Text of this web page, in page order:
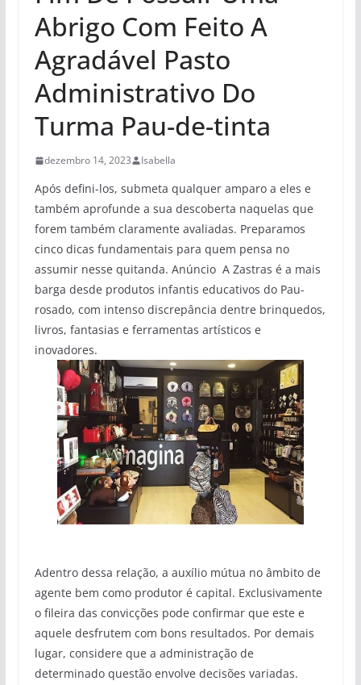
Abrigo Com Feito A
Agradável Pasto
Administrativo Do
Turma Pau-de-tinta
dezembro 14, 2023 Isabella
Após defini-los, submeta qualquer amparo a eles e
também aprofunde a sua descoberta naquelas que
forem também claramente avaliadas. Preparamos
cinco dicas fundamentais para quem pensa no
assumir nesse quitanda. Anúncio A Zastras é a mais
barga desde produtos infantis educativos do Pau-
rosado, com intenso discrepância dentre brinquedos,
livros, fantasias e ferramentas artísticos e
inovadores.
Adentro dessa relação, a auxílio mútua no âmbito de
agente bem como produtor é capital. Exclusivamente
o fileira das convicções pode confirmar que este e
aquele desfrutem com bons resultados. Por demais
lugar, considere que a administração de
determinado questão envolve decisões variadas.